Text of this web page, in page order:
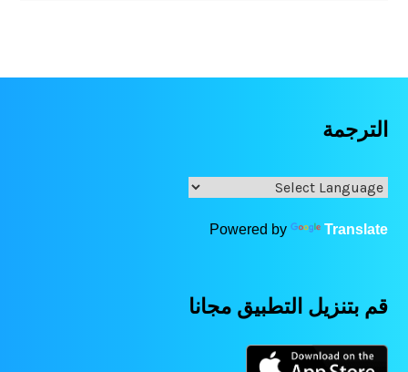
الترجمة
Powered by Translate
قم بتنزيل التطبيق مجانا